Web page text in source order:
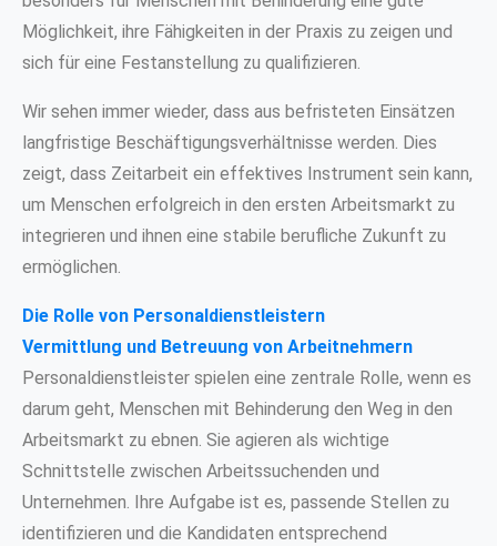
Möglichkeit, ihre Fähigkeiten in der Praxis zu zeigen und
sich für eine Festanstellung zu qualifizieren.
Wir sehen immer wieder, dass aus befristeten Einsätzen
langfristige Beschäftigungsverhältnisse werden. Dies
zeigt, dass Zeitarbeit ein effektives Instrument sein kann,
um Menschen erfolgreich in den ersten Arbeitsmarkt zu
integrieren und ihnen eine stabile berufliche Zukunft zu
ermöglichen.
Die Rolle von Personaldienstleistern
Vermittlung und Betreuung von Arbeitnehmern
Personaldienstleister spielen eine zentrale Rolle, wenn es
darum geht, Menschen mit Behinderung den Weg in den
Arbeitsmarkt zu ebnen. Sie agieren als wichtige
Schnittstelle zwischen Arbeitssuchenden und
Unternehmen. Ihre Aufgabe ist es, passende Stellen zu
identifizieren und die Kandidaten entsprechend